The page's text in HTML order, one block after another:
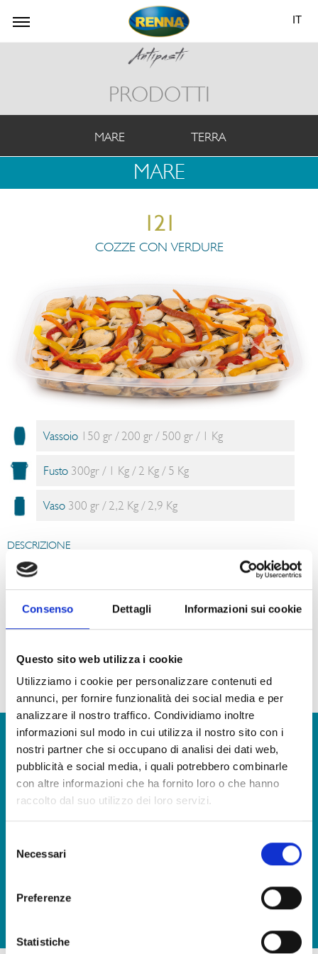
Consenso Dettagli Informazioni sui cookie
Questo sito web utilizza i cookie
Utilizziamo i cookie per personalizzare contenuti ed
annunci, per fornire funzionalità dei social media e per
analizzare il nostro traffico. Condividiamo inoltre
informazioni sul modo in cui utilizza il nostro sito con i
nostri partner che si occupano di analisi dei dati web,
pubblicità e social media, i quali potrebbero combinarle
con altre informazioni che ha fornito loro o che hanno
raccolto dal suo utilizzo dei loro servizi.
delNecessari
Preferenze
Statistiche
IT
PRODOTTI
MARE TERRA
MARE
121
COZZE CON VERDURE
Vassoio 150 gr / 200 gr / 500 gr / 1 Kg
Fusto 300gr / 1 Kg / 2 Kg / 5 Kg
Vaso 300 gr / 2,2 Kg / 2,9 Kg
DESCRIZIONE
Per offrirvi un prodotto qualitativamente superiore, selezioniamo
accuratamente la materia prima, come le nostre cozze. Condite con
SUGGERIMENTI PER IL CONSUMO
Le cozze con verdure in olio sono pronte per essere consumate come
cous e ricette come paella.
la nostra continua ricerca della qualità fa sì che alcuni ingredienti e materie prime possano
variare
Vuoi avere maggiori informazioni e ricevere il nostro
catalogo prodotti?
CONTATTACI
Porta in tavola il sapore del mare, in qualsiasi occasione
SCARICA IL NOSTRO CATALOGO E SCOPRI TUTTE LE